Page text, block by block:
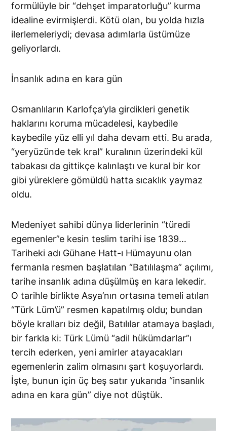
formülüyle bir “dehşet imparatorluğu” kurma
idealine evirmişlerdi. Kötü olan, bu yolda hızla
ilerlemeleriydi; devasa adımlarla üstümüze
geliyorlardı.
İnsanlık adına en kara gün
Osmanlıların Karlofça’yla girdikleri genetik
haklarını koruma mücadelesi, kaybedile
kaybedile yüz elli yıl daha devam etti. Bu arada,
“yeryüzünde tek kral” kuralının üzerindeki kül
tabakası da gittikçe kalınlaştı ve kural bir kor
gibi yüreklere gömüldü hatta sıcaklık yaymaz
oldu.
Medeniyet sahibi dünya liderlerinin “türedi
egemenler”e kesin teslim tarihi ise 1839…
Tariheki adı Gühane Hatt-ı Hümayunu olan
fermanla resmen başlatılan “Batılılaşma” açılımı,
tarihe insanlık adına düşülmüş en kara lekedir.
O tarihle birlikte Asya’nın ortasına temeli atılan
“Türk Lüm’ü” resmen kapatılmış oldu; bundan
böyle kralları biz değil, Batılılar atamaya başladı,
bir farkla ki: Türk Lümü “adil hükümdarlar”ı
tercih ederken, yeni amirler atayacakları
egemenlerin zalim olmasını şart koşuyorlardı.
İşte, bunun için üç beş satır yukarıda “insanlık
adına en kara gün” diye not düştük.